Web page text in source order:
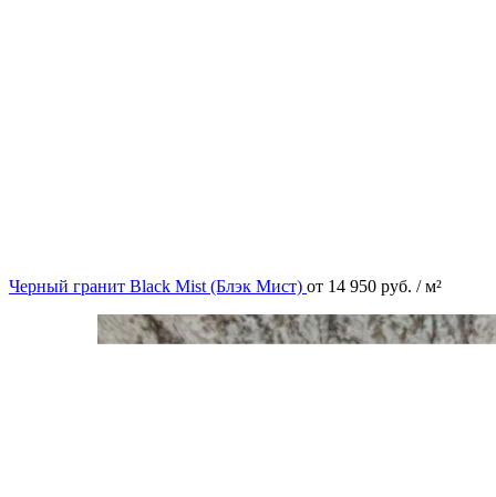
Черный гранит Black Mist (Блэк Мист) от 14 950 руб. / м²